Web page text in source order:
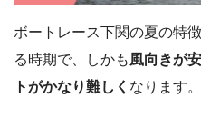
ボートレース下関の夏の特
る時期で、しかも風向きが
トがかなり難しく なります。